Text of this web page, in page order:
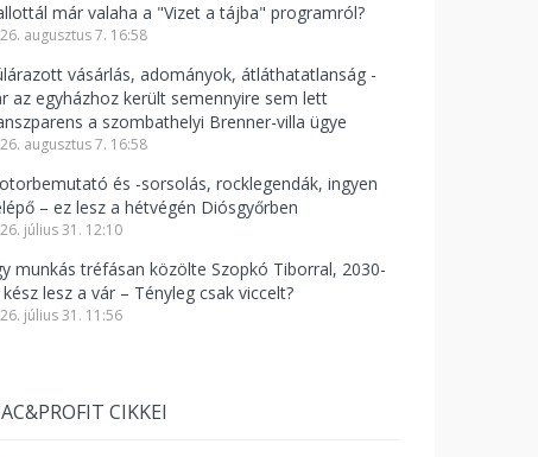
már valaha a "Vizet a tájba" programról?
augusztus 7. 16:58
vásárlás, adományok, átláthatatlanság -
az egyházhoz került semennyire sem lett
a szombathelyi Brenner-villa ügye
augusztus 7. 16:58
és -sorsolás, rocklegendák, ingyen
– ez lesz a hétvégén Diósgyőrben
július 31. 12:10
munkás tréfásan közölte Szopkó Tiborral, 2030-
lesz a vár – Tényleg csak viccelt?
július 31. 11:56
CIKKEI